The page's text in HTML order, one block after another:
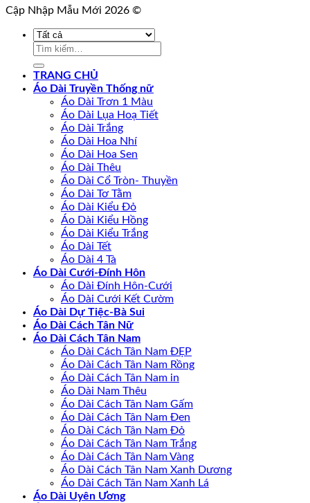
Cập Nhập Mẫu Mới 2026 ©
Tìm
TRANG CHỦ
Áo Dài Truyền Thống nữ
Áo Dài Trơn 1 Màu
Áo Dài Lụa Hoạ Tiết
Áo Dài Trắng
Áo Dài Hoa Nhí
Áo Dài Hoa Sen
Áo Dài Thêu
Áo Dài Cổ Tròn- Thuyền
Áo Dài Tơ Tằm
Áo Dài Kiểu Đỏ
Áo Dài Kiểu Hồng
Áo Dài Kiểu Trắng
Áo Dài Tết
Áo Dài 4 Tà
Áo Dài Cưới-Đính Hôn
Áo Dài Đính Hôn-Cưới
Áo Dài Cưới Kết Cườm
Áo Dài Dự Tiệc-Bà Sui
Áo Dài Cách Tân Nữ
Áo Dài Cách Tân Nam
Áo Dài Cách Tân Nam ĐẸP
Áo Dài Cách Tân Nam Rồng
Áo Dài Cách Tân Nam in
Áo Dài Nam Thêu
Áo Dài Cách Tân Nam Gấm
Áo Dài Cách Tân Nam Đen
Áo Dài Cách Tân Nam Đỏ
Áo Dài Cách Tân Nam Trắng
Áo Dài Cách Tân Nam Vàng
Áo Dài Cách Tân Nam Xanh Dương
Áo Dài Cách Tân Nam Xanh Lá
Áo Dài Uyên Ương